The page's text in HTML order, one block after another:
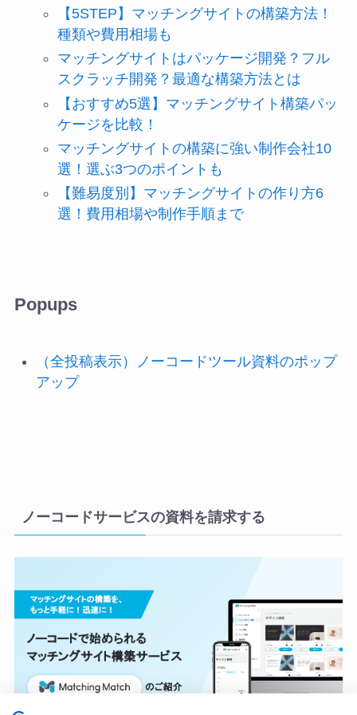
【5STEP】マッチングサイトの構築方法！
種類や費用相場も
マッチングサイトはパッケージ開発？フル
スクラッチ開発？最適な構築方法とは
【おすすめ5選】マッチングサイト構築パッ
ケージを比較！
マッチングサイトの構築に強い制作会社10
選！選ぶ3つのポイントも
【難易度別】マッチングサイトの作り方6
選！費用相場や制作手順まで
Popups
（全投稿表示）ノーコードツール資料のポップ
アップ
ノーコードサービスの資料を請求する